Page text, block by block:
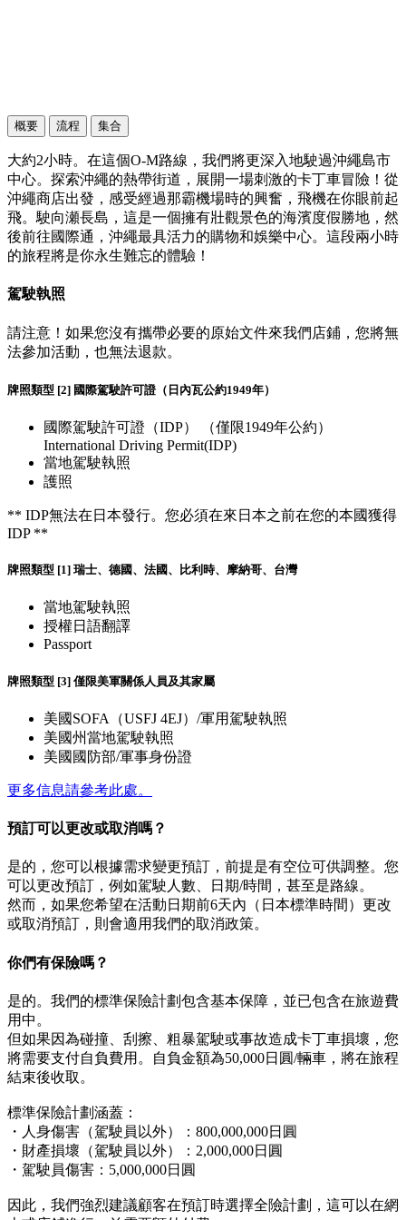
概要 流程 集合
大約2小時。在這個O-M路線，我們將更深入地駛過沖繩島市
中心。探索沖繩的熱帶街道，展開一場刺激的卡丁車冒險！從
沖繩商店出發，感受經過那霸機場時的興奮，飛機在你眼前起
飛。駛向瀬長島，這是一個擁有壯觀景色的海濱度假勝地，然
後前往國際通，沖繩最具活力的購物和娛樂中心。這段兩小時
的旅程將是你永生難忘的體驗！
駕駛執照
請注意！如果您沒有攜帶必要的原始文件來我們店鋪，您將無
法參加活動，也無法退款。
牌照類型 [2] 國際駕駛許可證（日內瓦公約1949年）
國際駕駛許可證（IDP） （僅限1949年公約）
International Driving Permit(IDP)
當地駕駛執照
護照
** IDP無法在日本發行。您必須在來日本之前在您的本國獲得
IDP **
牌照類型 [1] 瑞士、德國、法國、比利時、摩納哥、台灣
當地駕駛執照
授權日語翻譯
Passport
牌照類型 [3] 僅限美軍關係人員及其家屬
美國SOFA（USFJ 4EJ）/軍用駕駛執照
美國州當地駕駛執照
美國國防部/軍事身份證
更多信息請參考此處。
預訂可以更改或取消嗎？
是的，您可以根據需求變更預訂，前提是有空位可供調整。您
可以更改預訂，例如駕駛人數、日期/時間，甚至是路線。
然而，如果您希望在活動日期前6天內（日本標準時間）更改
或取消預訂，則會適用我們的取消政策。
你們有保險嗎？
是的。我們的標準保險計劃包含基本保障，並已包含在旅遊費
用中。
但如果因為碰撞、刮擦、粗暴駕駛或事故造成卡丁車損壞，您
將需要支付自負費用。自負金額為50,000日圓/輛車，將在旅程
結束後收取。
標準保險計劃涵蓋：
・人身傷害（駕駛員以外）：800,000,000日圓
・財產損壞（駕駛員以外）：2,000,000日圓
・駕駛員傷害：5,000,000日圓
因此，我們強烈建議顧客在預訂時選擇全險計劃，這可以在網